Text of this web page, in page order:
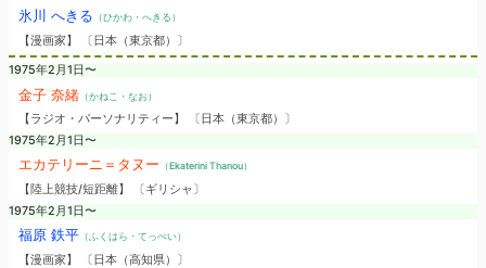
氷川 へきる （ひかわ・へきる）
【漫画家】 〔日本（東京都）〕
1975年2月1日〜
金子 奈緒（かねこ・なお）
【ラジオ・パーソナリティー】 〔日本（東京都）〕
1975年2月1日〜
エカテリーニ＝タヌー （Ekaterini Thanou）
【陸上競技/短距離】 〔ギリシャ〕
1975年2月1日〜
福原 鉄平（ふくはら・てっぺい）
【漫画家】 〔日本（高知県）〕